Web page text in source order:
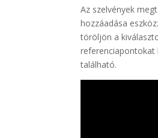
Az szelvények
hozzáadása
töröljön a
referenciapontokat
található.